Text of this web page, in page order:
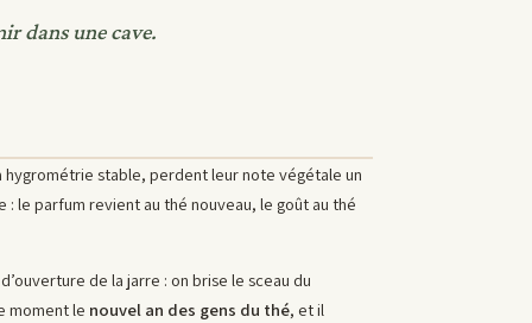
dans une cave.
hygrométrie stable, perdent leur note végétale un
: le parfum revient au thé nouveau, le goût au thé
de la jarre : on brise le sceau du
moment le nouvel an des gens du thé, et il